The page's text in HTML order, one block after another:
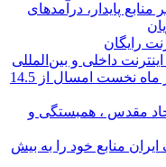
منابع پایدار، درآمدهای
رایگان
داخلی و بین‌المللی
حق بیمه تولیدی بیمه ملت در چهار ماه نخست امسال از 14.5
مقدس ، همبستگی و
ایران منابع خود را به بیش